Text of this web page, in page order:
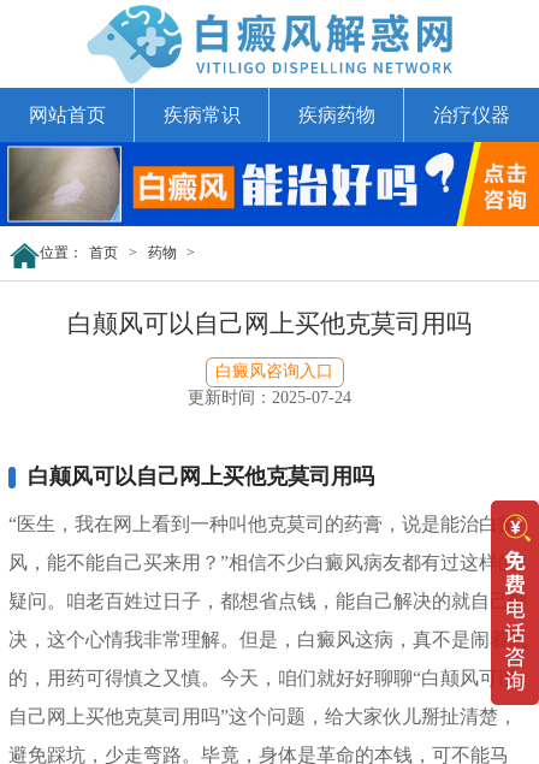
网站首页 疾病常识 疾病药物 治疗仪器
位置： 首页 > 药物 >
白颠风可以自己网上买他克莫司用吗
白癜风咨询入口
更新时间：2025-07-24
白颠风可以自己网上买他克莫司用吗
“医生，我在网上看到一种叫他克莫司的药膏，说是能治白癜
风，能不能自己买来用？”相信不少白癜风病友都有过这样的
疑问。咱老百姓过日子，都想省点钱，能自己解决的就自己解
决，这个心情我非常理解。但是，白癜风这病，真不是闹着玩
的，用药可得慎之又慎。今天，咱们就好好聊聊“白颠风可以
自己网上买他克莫司用吗”这个问题，给大家伙儿掰扯清楚，
避免踩坑，少走弯路。毕竟，身体是革命的本钱，可不能马